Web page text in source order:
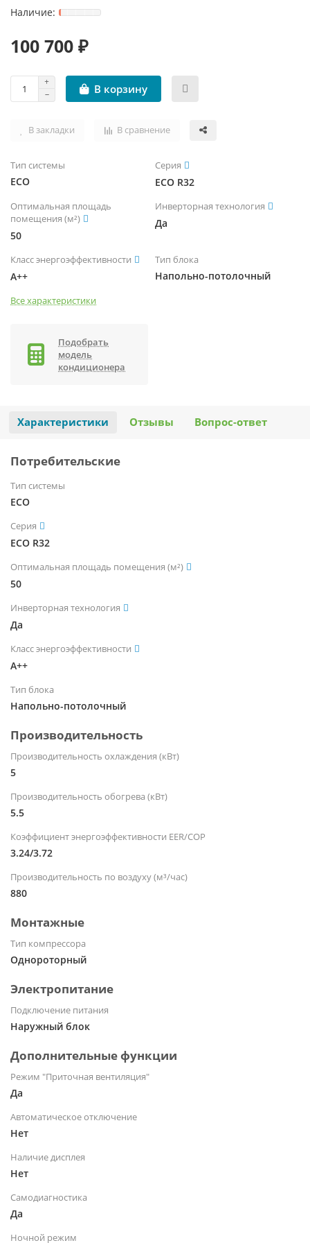
КРЫШНЫЕ КОНДИЦИОНЕРЫ (РУФТОПЫ)
ПРЕЦИЗИОННЫЕ КОНДИЦИОНЕРЫ
ХОЛОДИЛЬНЫЕ МАШИНЫ
ЦЕНТРАЛЬНЫЕ КОНДИЦИОНЕРЫ
ТЕПЛЫЕ ПОЛЫ
ТЕРМОРЕГУЛЯТОРЫ
ЭЛЕКТРОКАМИНЫ
100 700 ₽
В корзину
В закладки В сравнение
Тип системы
ECO
Серия
ECO R32
Оптимальная площадь
помещения (м²)
50
Инверторная технология
Да
Класс энергоэффективности
A++
Тип блока
Напольно-потолочный
Все характеристики
Подобрать
модель
кондиционера
Характеристики Отзывы Вопрос-ответ
Потребительские
Тип системы
ECO
Серия
ECO R32
Оптимальная площадь помещения (м²)
50
Инверторная технология
Да
Класс энергоэффективности
A++
Тип блока
Напольно-потолочный
Производительность
Производительность охлаждения (кВт)
5
Производительность обогрева (кВт)
5.5
Коэффициент энергоэффективности EER/COP
3.24/3.72
Производительность по воздуху (м³/час)
880
Монтажные
Тип компрессора
Однороторный
Электропитание
Подключение питания
Наружный блок
Дополнительные функции
Режим "Приточная вентиляция"
Да
Автоматическое отключение
Нет
Наличие дисплея
Нет
Самодиагностика
Да
Ночной режим